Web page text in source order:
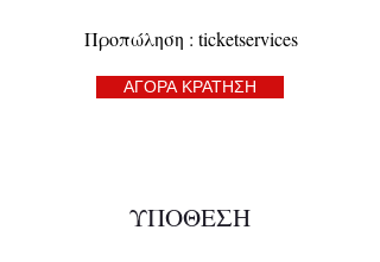
Προπώληση : ticketservices
ΑΓΟΡΑ ΚΡΑΤΗΣΗ
ΥΠΟΘΕΣΗ